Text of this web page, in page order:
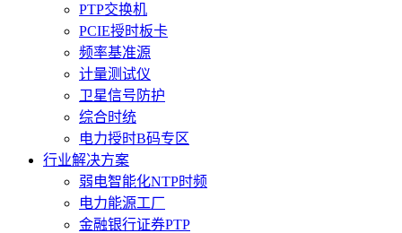
PTP交换机
PCIE授时板卡
频率基准源
计量测试仪
卫星信号防护
综合时统
电力授时B码专区
行业解决方案
弱电智能化NTP时频
电力能源工厂
金融银行证券PTP